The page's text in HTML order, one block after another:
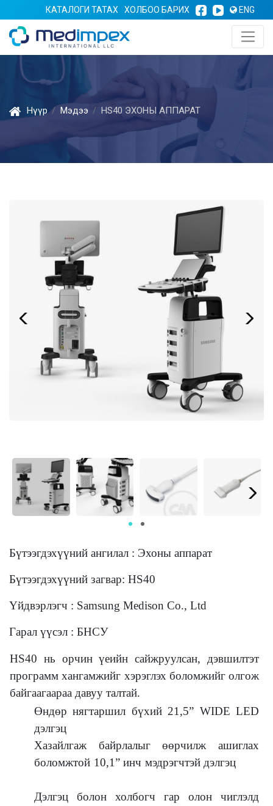
КАТАЛОГИ ТАТАХ ХОЛБОО БАРИХ ENG
Нүүр Мэдээ HS40 ЭХОНЫ АППАРАТ
Бүтээгдэхүүний ангилал : Эхоны аппарат
Бүтээгдэхүүний загвар: HS40
Үйдвэрлэгч : Samsung Medison Co., Ltd
Гарал үүсэл : БНСУ
HS40 нь орчин үеийн сайжруулсан, дэвшилтэт
программ хангамжийг хэрэглэх боломжийг олгож
байгаагаараа давуу талтай.
Өндөр нягтаршил бүхий 21,5” WIDE LED
дэлгэц
Хазайлгаж байрлалыг өөрчилж ашиглах
боломжтой 10,1” инч мэдрэгчтэй дэлгэц
Дэлгэц болон холбогч гар олон чиглэлд